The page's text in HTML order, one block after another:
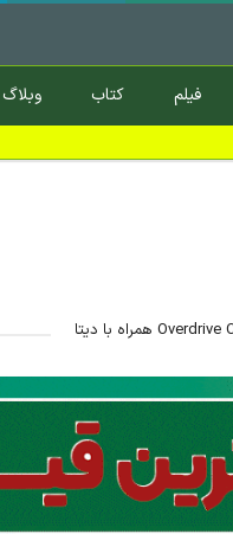
فیلم کتاب وبلاگ